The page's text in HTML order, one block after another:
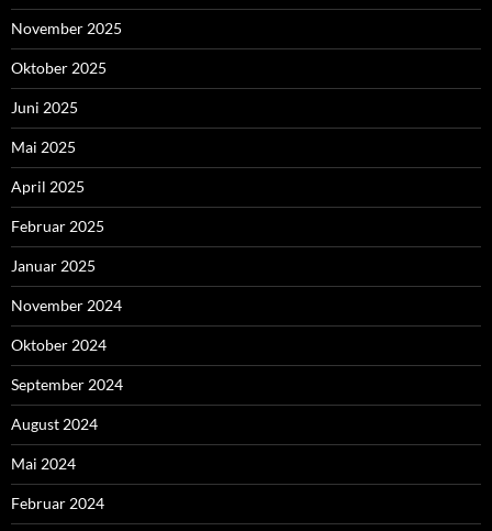
November 2025
Oktober 2025
Juni 2025
Mai 2025
April 2025
Februar 2025
Januar 2025
November 2024
Oktober 2024
September 2024
August 2024
Mai 2024
Februar 2024